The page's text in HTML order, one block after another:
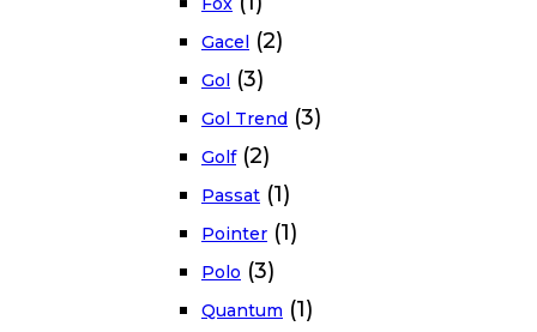
Gacel (2)
Gol (3)
Gol Trend (3)
Golf (2)
Passat (1)
Pointer (1)
Polo (3)
Quantum (1)